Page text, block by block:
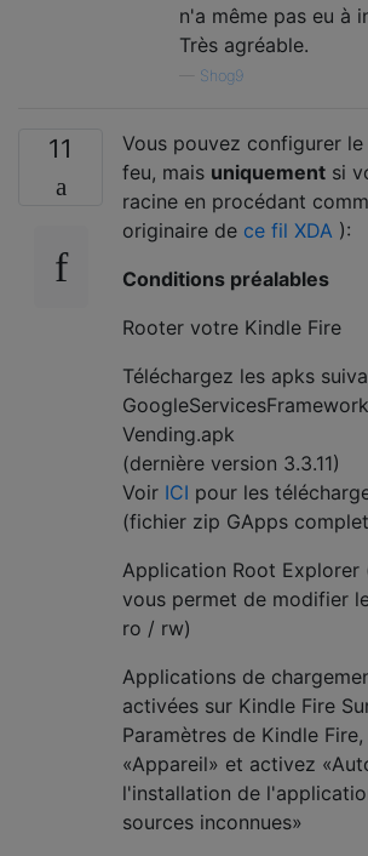
n'a même pas eu à
Très agréable.
Shog9
11
Vous pouvez configurer le
feu, mais uniquement si
racine en procédant
originaire de ce fil XDA ):
Conditions préalables
Rooter votre Kindle Fire
Téléchargez les apks
Vending.apk
(dernière version 3.3.11)
Voir ICI pour les
(fichier zip GApps
Application Root Explorer
vous permet de modifier
ro / rw)
Applications de
activées sur Kindle Fire
Paramètres de Kindle
«Appareil» et activez
l'installation de
sources inconnues»